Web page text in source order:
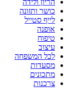
כושר ותזונה
לייף סטייל
אופנה
טיפוח
עיצוב
לכל המשפחה
מסעדות
מתכונים
צרכנות